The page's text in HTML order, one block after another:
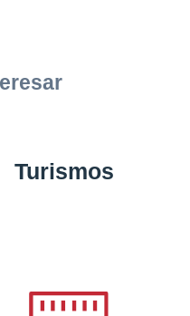
Turismos